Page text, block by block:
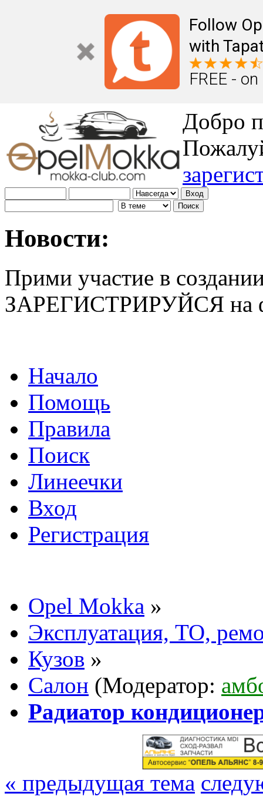
Follow
with
FREE -
Добро
Новости:
Прими участие в
ЗАРЕГИСТРИРУЙСЯ на
Начало
Помощь
Правила
Поиск
Линеечки
Вход
Регистрация
Opel Mokka »
Эксплуатация, ТО,
Кузов »
Салон (Модератор:
Радиатор
« предыдущая тема